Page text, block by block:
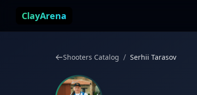
ClayArena
Shooters Catalog / Serhii Tarasov